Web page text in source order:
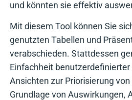
und könnten sie effektiv
Mit diesem Tool können Sie
genutzten Tabellen und
verabschieden. Stattdessen
Einfachheit benutzerdefinierter
Ansichten zur Priorisierung
Grundlage von Auswirkungen,